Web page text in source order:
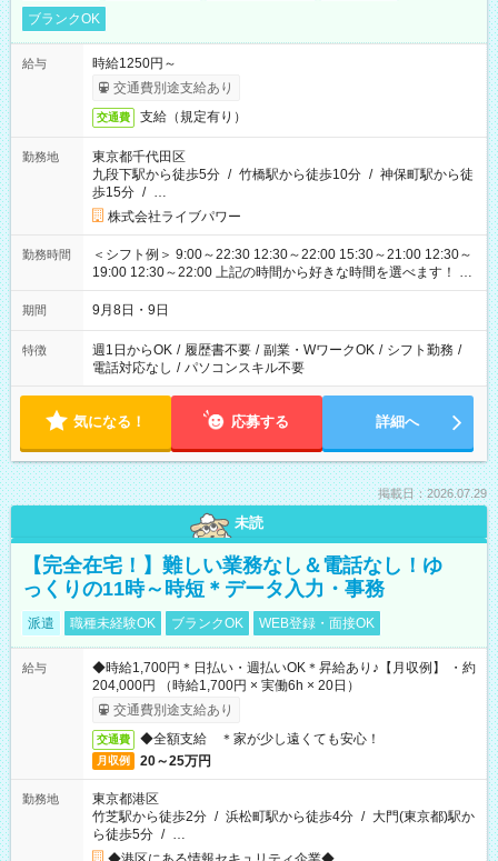
ブランクOK
給与
時給1250円～
交通費別途支給あり
交通費 支給（規定有り）
勤務地
東京都千代田区
九段下駅から徒歩5分 / 竹橋駅から徒歩10分 / 神保町駅から徒
歩15分 / …
株式会社ライブパワー
勤務時間
＜シフト例＞ 9:00～22:30 12:30～22:00 15:30～21:00 12:30～
19:00 12:30～22:00 上記の時間から好きな時間を選べます！ ※
時間は変更となる可能性があります
期間 9月8日・9日
特徴 週1日からOK / 履歴書不要 / 副業・WワークOK / シフト勤務 /
電話対応なし / パソコンスキル不要
気になる！ 応募する 詳細へ
掲載日：2026.07.29
未読
【完全在宅！】難しい業務なし＆電話なし！ゆ
っくりの11時～時短＊データ入力・事務
派遣 職種未経験OK ブランクOK WEB登録・面接OK
給与
◆時給1,700円＊日払い・週払いOK＊昇給あり♪【月収例】 ・約
204,000円 （時給1,700円 × 実働6h × 20日）
交通費別途支給あり
交通費 ◆全額支給 ＊家が少し遠くても安心！
月収例 20～25万円
勤務地
東京都港区
竹芝駅から徒歩2分 / 浜松町駅から徒歩4分 / 大門(東京都)駅か
ら徒歩5分 / …